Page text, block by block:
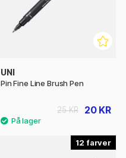
UNI
Pin Fine Line Brush Pen
20 KR
25 KR
12